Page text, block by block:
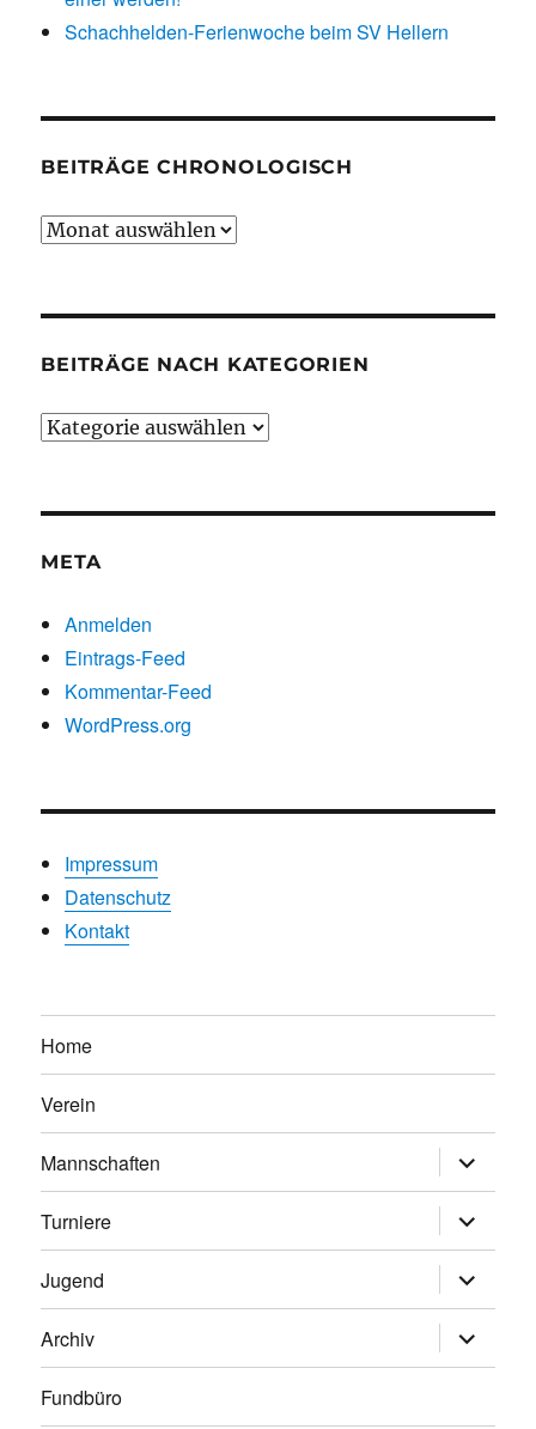
Schachhelden-Ferienwoche beim SV Hellern
BEITRÄGE CHRONOLOGISCH
Beiträge
BEITRÄGE NACH KATEGORIEN
Beiträge
META
Anmelden
Eintrags-Feed
Kommentar-Feed
WordPress.org
Impressum
Datenschutz
Kontakt
Home
Verein
Mannschaften
anzeigen
Turniere
anzeigen
Jugend
anzeigen
Archiv
anzeigen
Fundbüro